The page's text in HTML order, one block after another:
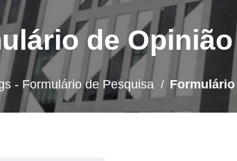
de Opinião
- Formulário de Pesquisa / Formulário